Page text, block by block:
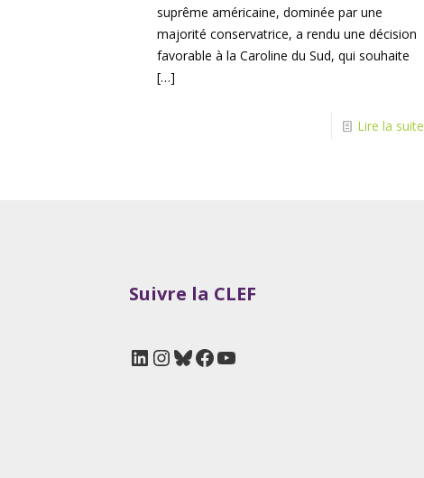
suprême américaine, dominée par une
majorité conservatrice, a rendu une décision
favorable à la Caroline du Sud, qui souhaite
[…]
Lire la suite
Suivre la CLEF
LinkedIn
Instagram
Bluesky
Facebook
YouTube